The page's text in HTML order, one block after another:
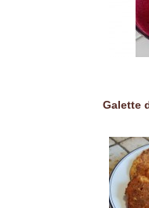
Galette